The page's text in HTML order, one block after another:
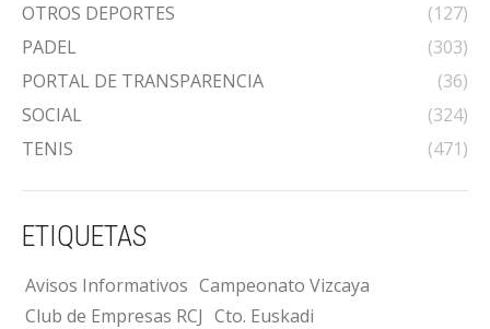
OTROS DEPORTES
(127)
PADEL
(303)
PORTAL DE TRANSPARENCIA
(36)
SOCIAL
(324)
TENIS
(471)
ETIQUETAS
Avisos Informativos Campeonato Vizcaya
Club de Empresas RCJ Cto. Euskadi